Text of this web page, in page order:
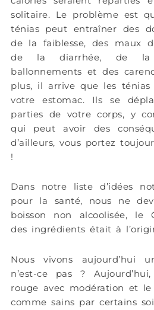
solitaire. Le problème est
ténias peut entraîner des
de la faiblesse, des maux
de la diarrhée, de la
ballonnements et des
plus, il arrive que les
votre estomac. Ils se
parties de votre corps, y
qui peut avoir des
d’ailleurs, vous portez
!
Dans notre liste d’idées
pour la santé, nous ne
boisson non alcoolisée, le
des ingrédients était à
Nous vivons aujourd’hui
n’est-ce pas ?
rouge avec modération et
comme sains par certains